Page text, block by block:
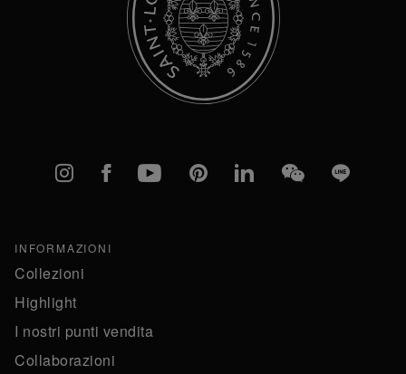
Instagram
FacebookYouTubePinterestlinkedInWeChatLine
INFORMAZIONI
Collezioni
Highlight
I nostri punti vendita
Collaborazioni